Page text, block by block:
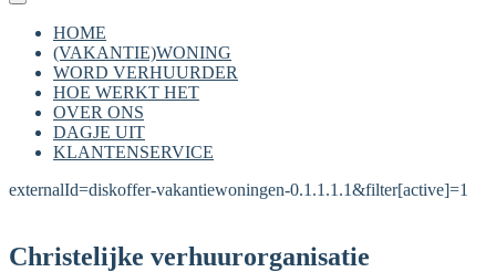
HOME
(VAKANTIE)WONING
WORD VERHUURDER
HOE WERKT HET
OVER ONS
DAGJE UIT
KLANTENSERVICE
externalId=diskoffer-vakantiewoningen-0.1.1.1.1&filter[active]=1
Christelijke verhuurorganisatie